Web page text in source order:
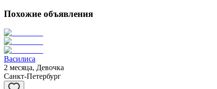
Похожие объявления
Василиса
2 месяца, Девочка
Санкт-Петербург